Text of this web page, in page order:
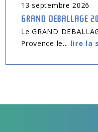
13 septembre 2026
GRAND DEBALLAGE
Le GRAND
Provence le... lire la